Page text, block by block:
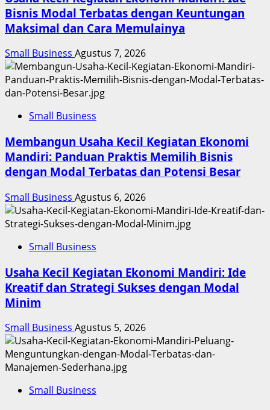
Bisnis Modal Terbatas dengan Keuntungan
Maksimal dan Cara Memulainya
Small Business Agustus 7, 2026
Small Business
Membangun Usaha Kecil Kegiatan Ekonomi
Mandiri: Panduan Praktis Memilih Bisnis
dengan Modal Terbatas dan Potensi Besar
Small Business Agustus 6, 2026
Small Business
Usaha Kecil Kegiatan Ekonomi Mandiri: Ide
Kreatif dan Strategi Sukses dengan Modal
Minim
Small Business Agustus 5, 2026
Small Business